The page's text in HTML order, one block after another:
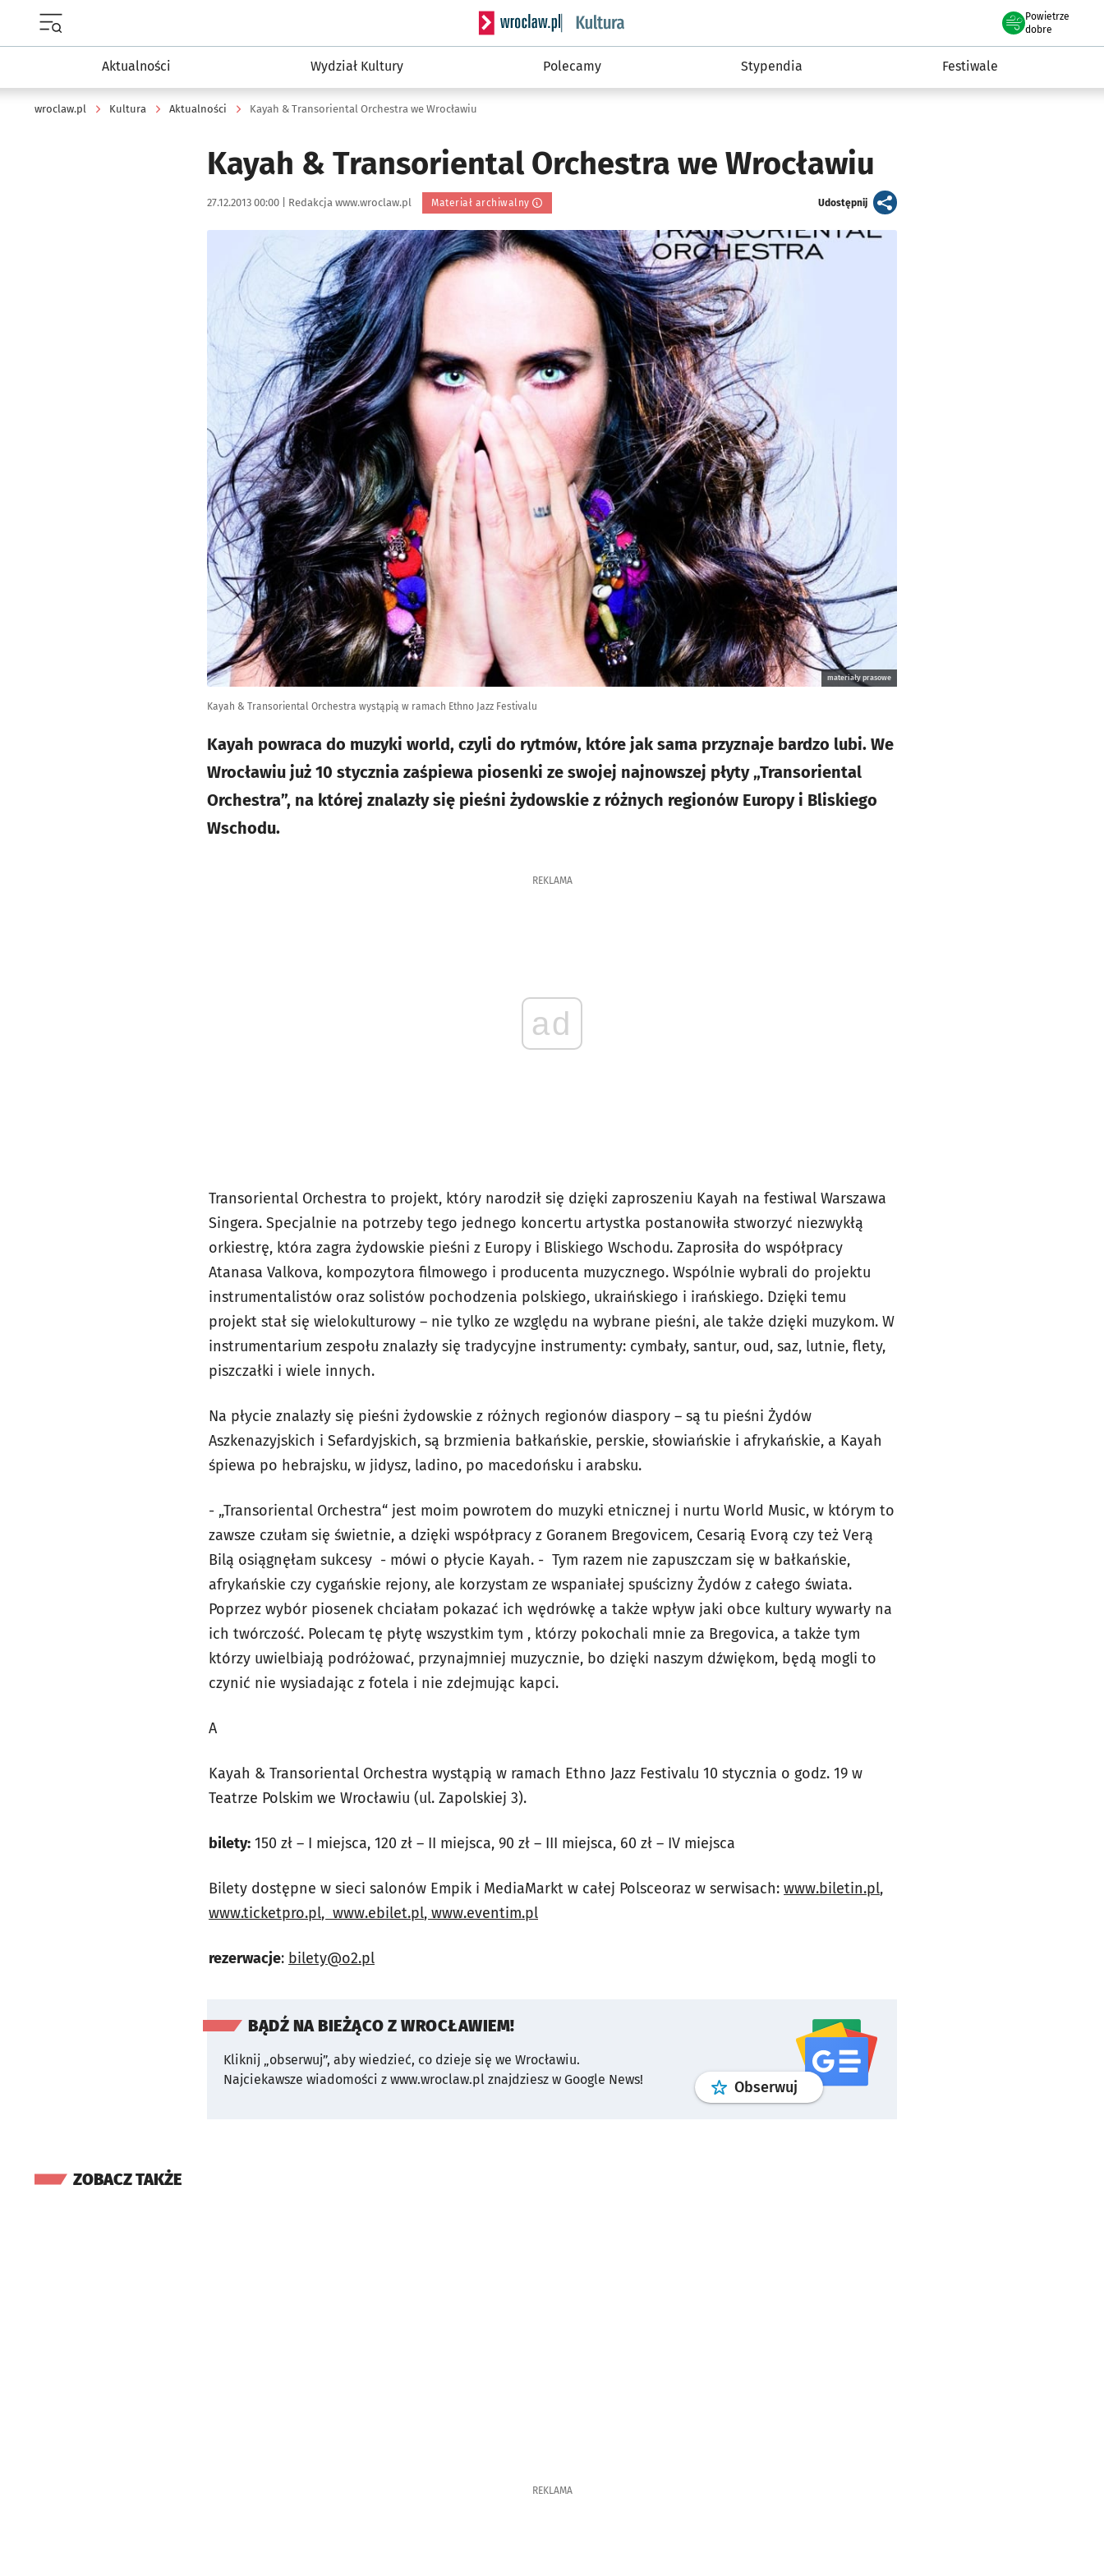
Serwis informacyjny wroclaw.pl podserwis: Kultura
Powietrze
we Wrocławiu
dobre
Aktualności Wydział Kultury Polecamy Stypendia Festiwale
wroclaw.pl Kultura Aktualności Kayah & Transoriental Orchestra we Wrocławiu
Kayah & Transoriental Orchestra we Wrocławiu
Data publikacji:
27.12.2013 00:00 | Autor:
Redakcja www.wroclaw.pl Materiał archiwalny Udostępnijartykuł
Kliknij, aby powiększyć
materiały prasowe
Kayah & Transoriental Orchestra wystąpią w ramach Ethno Jazz Festivalu
Kayah powraca do muzyki world, czyli do rytmów, które jak sama przyznaje bardzo lubi. We
Wrocławiu już 10 stycznia zaśpiewa piosenki ze swojej najnowszej płyty „Transoriental
Orchestra”, na której znalazły się pieśni żydowskie z różnych regionów Europy i Bliskiego
Wschodu.
REKLAMA
ad
Transoriental Orchestra to projekt, który narodził się dzięki zaproszeniu Kayah na festiwal Warszawa
Singera. Specjalnie na potrzeby tego jednego koncertu artystka postanowiła stworzyć niezwykłą
orkiestrę, która zagra żydowskie pieśni z Europy i Bliskiego Wschodu. Zaprosiła do współpracy
Atanasa Valkova, kompozytora filmowego i producenta muzycznego. Wspólnie wybrali do projektu
instrumentalistów oraz solistów pochodzenia polskiego, ukraińskiego i irańskiego. Dzięki temu
projekt stał się wielokulturowy – nie tylko ze względu na wybrane pieśni, ale także dzięki muzykom. W
instrumentarium zespołu znalazły się tradycyjne instrumenty: cymbały, santur, oud, saz, lutnie, flety,
piszczałki i wiele innych.
Na płycie znalazły się pieśni żydowskie z różnych regionów diaspory – są tu pieśni Żydów
Aszkenazyjskich i Sefardyjskich, są brzmienia bałkańskie, perskie, słowiańskie i afrykańskie, a Kayah
śpiewa po hebrajsku, w jidysz, ladino, po macedońsku i arabsku.
- „Transoriental Orchestra“ jest moim powrotem do muzyki etnicznej i nurtu World Music, w którym to
zawsze czułam się świetnie, a dzięki współpracy z Goranem Bregovicem, Cesarią Evorą czy też Verą
Bilą osiągnęłam sukcesy - mówi o płycie Kayah. - Tym razem nie zapuszczam się w bałkańskie,
afrykańskie czy cygańskie rejony, ale korzystam ze wspaniałej spuścizny Żydów z całego świata.
Poprzez wybór piosenek chciałam pokazać ich wędrówkę a także wpływ jaki obce kultury wywarły na
ich twórczość. Polecam tę płytę wszystkim tym , którzy pokochali mnie za Bregovica, a także tym
którzy uwielbiają podróżować, przynajmniej muzycznie, bo dzięki naszym dźwiękom, będą mogli to
czynić nie wysiadając z fotela i nie zdejmując kapci.
A
Kayah & Transoriental Orchestra wystąpią w ramach Ethno Jazz Festivalu 10 stycznia o godz. 19 w
Teatrze Polskim we Wrocławiu (ul. Zapolskiej 3).
bilety: 150 zł – I miejsca, 120 zł – II miejsca, 90 zł – III miejsca, 60 zł – IV miejsca
Bilety dostępne w sieci salonów Empik i MediaMarkt w całej Polsceoraz w serwisach: www.biletin.pl,
www.ticketpro.pl, www.ebilet.pl, www.eventim.pl
rezerwacje: bilety@o2.pl
BĄDŹ NA BIEŻĄCO Z WROCŁAWIEM!
Kliknij „obserwuj”, aby wiedzieć, co dzieje się we Wrocławiu.
Najciekawsze wiadomości z www.wroclaw.pl znajdziesz w Google News!
Obserwuj profilgoogle news
ZOBACZ TAKŻE
REKLAMA